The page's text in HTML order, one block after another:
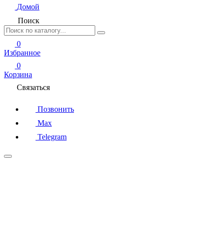
Домой
Поиск
0
Избранное
0
Корзина
Связаться
Позвонить
Max
Telegram